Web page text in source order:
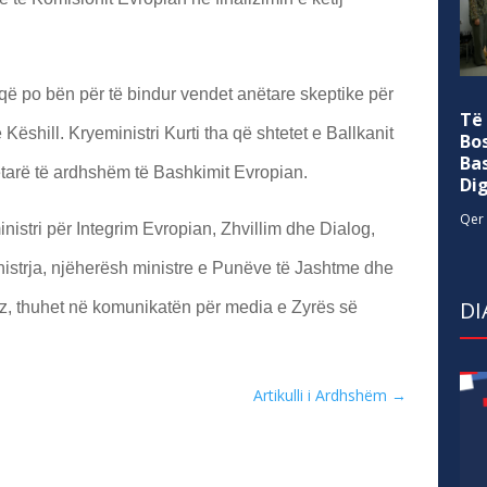
po bën për të bindur vendet anëtare skeptike për
Kryeministri Kurti tha që shtetet e Ballkanit
të ardhshëm të Bashkimit Evropian.
për Integrim Evropian, Zhvillim dhe Dialog,
njëherësh ministre e Punëve të Jashtme dhe
thuhet në komunikatën për media e Zyrës së
Artikulli i Ardhshëm →
Qer